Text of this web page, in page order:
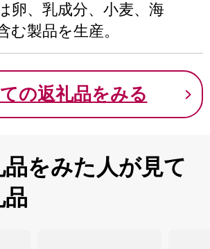
卵、乳成分、小麦、海
む製品を生産。
の返礼品をみる
をみた人が見て
品